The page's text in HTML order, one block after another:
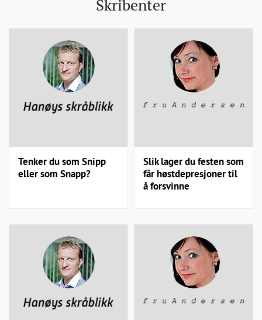
Skribenter
Tenker du som Snipp
eller som Snapp?
Slik lager du festen som
får høstdepresjoner til
å forsvinne